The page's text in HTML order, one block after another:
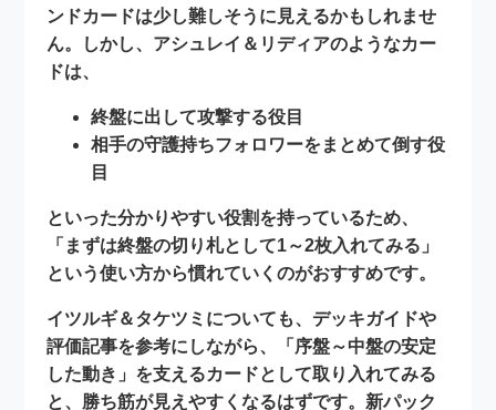
ンドカードは少し難しそうに見えるかもしれませ
ん。しかし、アシュレイ＆リディアのようなカー
ドは、
終盤に出して攻撃する役目
相手の守護持ちフォロワーをまとめて倒す役
目
といった分かりやすい役割を持っているため、
「まずは終盤の切り札として1～2枚入れてみる」
という使い方から慣れていくのがおすすめです。
イツルギ＆タケツミについても、デッキガイドや
評価記事を参考にしながら、「序盤～中盤の安定
した動き」を支えるカードとして取り入れてみる
と、勝ち筋が見えやすくなるはずです。新パック